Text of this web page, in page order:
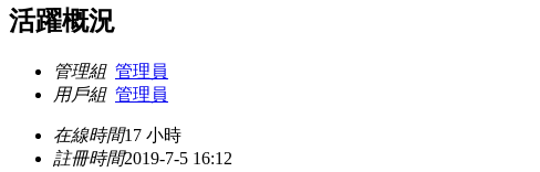
活躍概況
管理組 管理員
用戶組 管理員
在線時間17 小時
註冊時間2019-7-5 16:12